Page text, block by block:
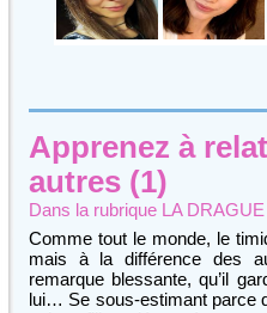
Apprenez à
autres (1)
Dans la rubrique LA
Comme tout le monde, le
mais à la différence des
remarque blessante, qu’il
lui… Se sous-estimant parce